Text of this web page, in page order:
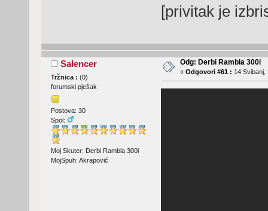
[privitak je
Salencer
Tržnica : (0)
forumski pješak
Postova: 30
Spol:
Moj Skuter: Derbi Rambla 300i
MojSpuh: Akrapović
Odg: Derbi Rambla 300i
« Odgovori #61 : 14 Svibanj,